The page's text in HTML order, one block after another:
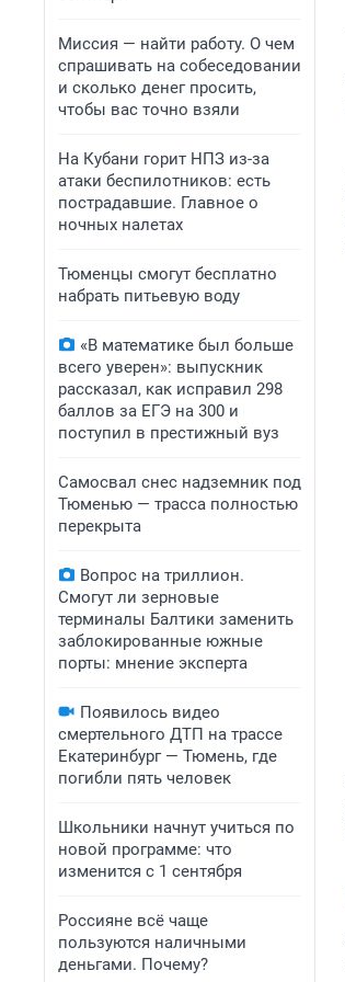
Миссия — найти работу. О чем
спрашивать на собеседовании
и сколько денег просить,
чтобы вас точно взяли
На Кубани горит НПЗ из-за
атаки беспилотников: есть
пострадавшие. Главное о
ночных налетах
Тюменцы смогут бесплатно
набрать питьевую воду
«В математике был больше
всего уверен»: выпускник
рассказал, как исправил 298
баллов за ЕГЭ на 300 и
поступил в престижный вуз
Самосвал снес надземник под
Тюменью — трасса полностью
перекрыта
Вопрос на триллион.
Смогут ли зерновые
терминалы Балтики заменить
заблокированные южные
порты: мнение эксперта
Появилось видео
смертельного ДТП на трассе
Екатеринбург — Тюмень, где
погибли пять человек
Школьники начнут учиться по
новой программе: что
изменится с 1 сентября
Россияне всё чаще
пользуются наличными
деньгами. Почему?